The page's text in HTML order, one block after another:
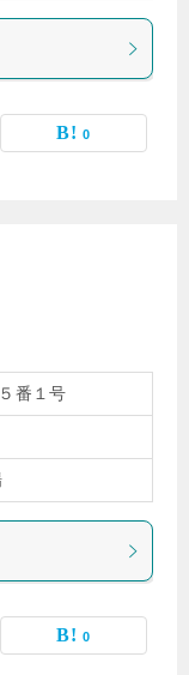
0
番１号
0